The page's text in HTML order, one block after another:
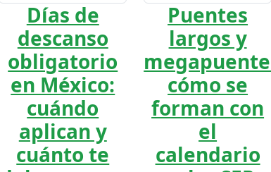
Días de
descanso
obligatorio
en México:
cuándo
aplican y
cuánto te
Puentes
largos y
cómo se
forman con
el
calendario